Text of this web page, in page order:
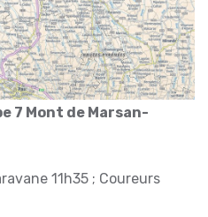
7 Mont de Marsan-
11h35 ; Coureurs